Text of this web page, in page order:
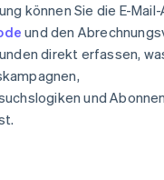
können Sie die E-
und den
direkt erfassen,
und